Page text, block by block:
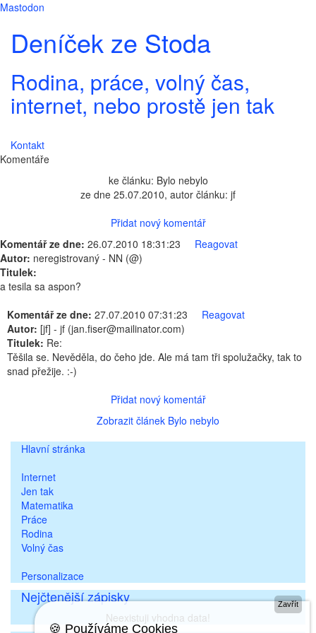
Mastodon
Deníček ze Stoda
Rodina, práce, volný čas,
internet, nebo prostě jen tak
Kontakt
Komentáře
ke článku: Bylo nebylo
ze dne 25.07.2010, autor článku: jf
Přidat nový komentář
Komentář ze dne: 26.07.2010 18:31:23 Reagovat
Autor: neregistrovaný - NN (@)
Titulek:
a tesila sa aspon?
Komentář ze dne: 27.07.2010 07:31:23 Reagovat
Autor: [jf] - jf (jan.fiser@mailinator.com)
Titulek: Re:
Těšila se. Nevěděla, do čeho jde. Ale má tam tři spolužačky, tak to
snad přežije. :-)
Přidat nový komentář
Zobrazit článek Bylo nebylo
Hlavní stránka
Internet
Jen tak
Matematika
Práce
Rodina
Volný čas
Personalizace
Nejčtenější zápisky
Neexistuji vhodna data!
Zavřít
🍪 Používáme Cookies